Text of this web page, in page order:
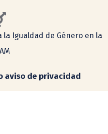
la Igualdad de Género en la
aviso de privacidad